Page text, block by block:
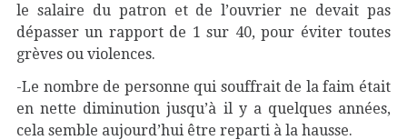
le salaire du patron et de l’ouvrier ne devait pas
dépasser un rapport de 1 sur 40, pour éviter toutes
grèves ou violences.
-Le nombre de personne qui souffrait de la faim était
en nette diminution jusqu’à il y a quelques années,
cela semble aujourd’hui être reparti à la hausse.